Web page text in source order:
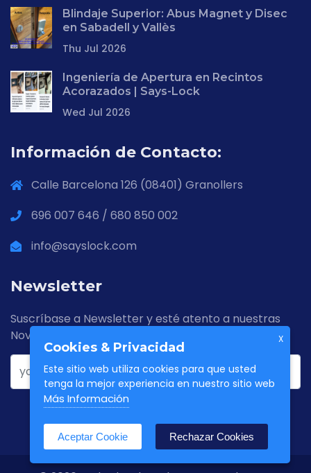
Blindaje Superior: Abus Magnet y Disec
en Sabadell y Vallès
Thu Jul 2026
Ingeniería de Apertura en Recintos
Acorazados | Says-Lock
Wed Jul 2026
Información de Contacto:
Calle Barcelona 126 (08401) Granollers
696 007 646 / 680 850 002
info@sayslock.com
Newsletter
Suscríbase a Newsletter y esté atento a nuestras
Novedades
X
Cookies & Privacidad
Este sitio web utiliza cookies para que usted
tenga la mejor experiencia en nuestro sitio web
Más Información
Aceptar Cookie Rechazar Cookies